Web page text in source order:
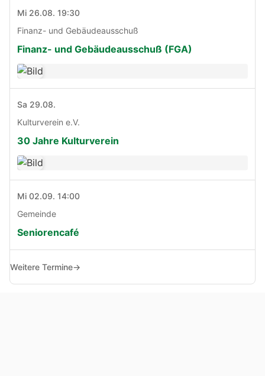
Mi 26.08. 19:30
Finanz- und Gebäudeausschuß
Finanz- und Gebäudeausschuß (FGA)
Sa 29.08.
Kulturverein e.V.
30 Jahre Kulturverein
Mi 02.09. 14:00
Gemeinde
Seniorencafé
Weitere Termine→